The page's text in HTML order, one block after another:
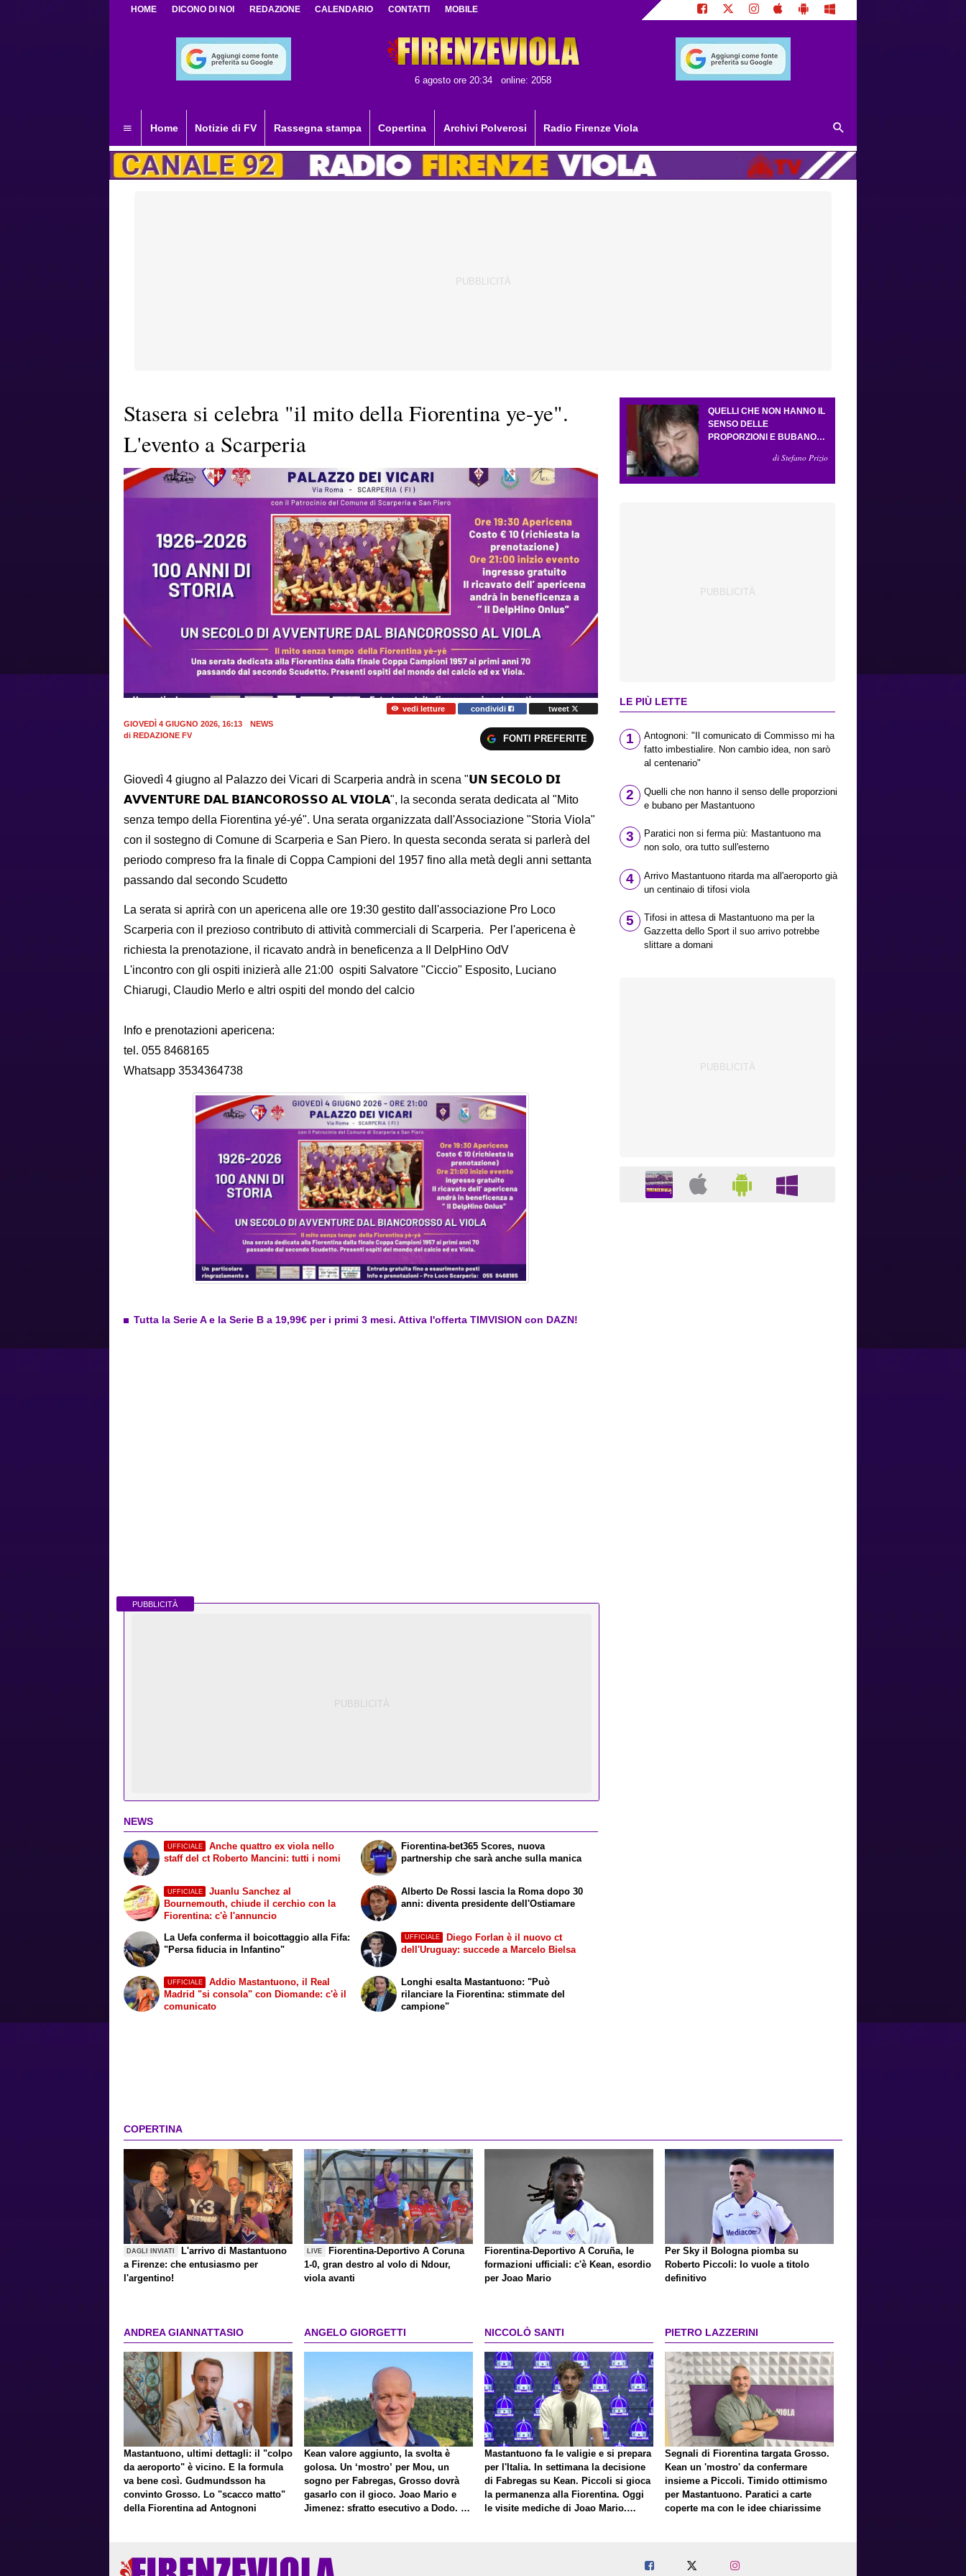
HOME DICONO DI NOI REDAZIONE CALENDARIO CONTATTI MOBILE
6 agosto ore 20:34 online: 2058
Home Notizie di FV Rassegna stampa Copertina Archivi Polverosi Radio Firenze Viola
Stasera si celebra "il mito della Fiorentina ye-ye".
L'evento a Scarperia
vedi letture condividi
tweet
GIOVEDÌ 4 GIUGNO 2026, 16:13
NEWS
di REDAZIONE FV FONTI PREFERITE
Giovedì 4 giugno al Palazzo dei Vicari di Scarperia andrà in scena "𝗨𝗡 𝗦𝗘𝗖𝗢𝗟𝗢 𝗗𝗜
𝗔𝗩𝗩𝗘𝗡𝗧𝗨𝗥𝗘 𝗗𝗔𝗟 𝗕𝗜𝗔𝗡𝗖𝗢𝗥𝗢𝗦𝗦𝗢 𝗔𝗟 𝗩𝗜𝗢𝗟𝗔", la seconda serata dedicata al "Mito
senza tempo della Fiorentina yé-yé". Una serata organizzata dall'Associazione "Storia Viola"
con il sostegno di Comune di Scarperia e San Piero. In questa seconda serata si parlerà del
periodo compreso fra la finale di Coppa Campioni del 1957 fino alla metà degli anni settanta
passando dal secondo Scudetto
La serata si aprirà con un apericena alle ore 19:30 gestito dall'associazione Pro Loco
Scarperia con il prezioso contributo di attività commerciali di Scarperia. Per l'apericena è
richiesta la prenotazione, il ricavato andrà in beneficenza a Il DelpHino OdV
L'incontro con gli ospiti inizierà alle 21:00 ospiti Salvatore "Ciccio" Esposito, Luciano
Chiarugi, Claudio Merlo e altri ospiti del mondo del calcio
Info e prenotazioni apericena:
tel. 055 8468165
Whatsapp 3534364738
Tutta la Serie A e la Serie B a 19,99€ per i primi 3 mesi. Attiva l'offerta TIMVISION con DAZN!
PUBBLICITÀ
NEWS
UFFICIALE
Anche quattro ex viola nello
staff del ct Roberto Mancini: tutti i nomi
UFFICIALE
Juanlu Sanchez al
Bournemouth, chiude il cerchio con la
Fiorentina: c'è l'annuncio
Fiorentina-bet365 Scores, nuova
partnership che sarà anche sulla manica
Alberto De Rossi lascia la Roma dopo 30
anni: diventa presidente dell'Ostiamare
La Uefa conferma il boicottaggio alla Fifa:
"Persa fiducia in Infantino"
UFFICIALE
Addio Mastantuono, il Real
Madrid "si consola" con Diomande: c'è il
comunicato
UFFICIALE
Diego Forlan è il nuovo ct
dell'Uruguay: succede a Marcelo Bielsa
Longhi esalta Mastantuono: "Può
rilanciare la Fiorentina: stimmate del
campione"
QUELLI CHE NON HANNO IL
SENSO DELLE
PROPORZIONI E BUBANO
di Stefano Prizio
LE PIÙ LETTE
1
Antognoni: "Il comunicato di Commisso mi ha
fatto imbestialire. Non cambio idea, non sarò
al centenario"
2
Quelli che non hanno il senso delle proporzioni
e bubano per Mastantuono
3
Paratici non si ferma più: Mastantuono ma
non solo, ora tutto sull'esterno
4
Arrivo Mastantuono ritarda ma all'aeroporto già
un centinaio di tifosi viola
5
Tifosi in attesa di Mastantuono ma per la
Gazzetta dello Sport il suo arrivo potrebbe
slittare a domani
COPERTINA
DAGLI INVIATI
L'arrivo di Mastantuono
a Firenze: che entusiasmo per
l'argentino!
LIVE
Fiorentina-Deportivo A Coruna
1-0, gran destro al volo di Ndour,
viola avanti
Fiorentina-Deportivo A Coruña, le
formazioni ufficiali: c'è Kean, esordio
per Joao Mario
Per Sky il Bologna piomba su
Roberto Piccoli: lo vuole a titolo
definitivo
ANDREA GIANNATTASIO
Mastantuono, ultimi dettagli: il "colpo
da aeroporto" è vicino. E la formula
va bene così. Gudmundsson ha
convinto Grosso. Lo "scacco matto"
della Fiorentina ad Antognoni
ANGELO GIORGETTI
Kean valore aggiunto, la svolta è
golosa. Un ‘mostro’ per Mou, un
sogno per Fabregas, Grosso dovrà
gasarlo con il gioco. Joao Mario e
Jimenez: sfratto esecutivo a Dodo. E
NICCOLÒ SANTI
Mastantuono fa le valigie e si prepara
per l'Italia. In settimana la decisione
di Fabregas su Kean. Piccoli si gioca
la permanenza alla Fiorentina. Oggi
le visite mediche di Joao Mario.
PIETRO LAZZERINI
Segnali di Fiorentina targata Grosso.
Kean un 'mostro' da confermare
insieme a Piccoli. Timido ottimismo
per Mastantuono. Paratici a carte
coperte ma con le idee chiarissime